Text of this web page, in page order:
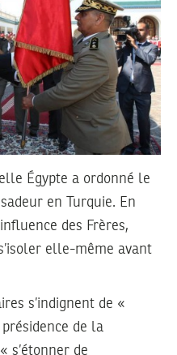
Égypte a ordonné le
en Turquie. En
des Frères,
elle-même avant
s’indignent de «
de la
s’étonner de